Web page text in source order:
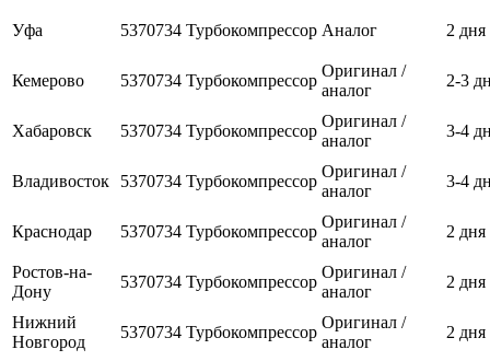
Уфа 5370734 Турбокомпрессор Аналог 2 дня
Кемерово 5370734 Турбокомпрессор
Оригинал /
аналог
2-3
Хабаровск 5370734 Турбокомпрессор
Оригинал /
аналог
3-4
Владивосток 5370734 Турбокомпрессор
Оригинал /
аналог
3-4
Краснодар 5370734 Турбокомпрессор
Оригинал /
аналог
2 дня
Ростов-на-
Дону
5370734 Турбокомпрессор
Оригинал /
аналог
2 дня
Нижний
Новгород
5370734 Турбокомпрессор
Оригинал /
аналог
2 дня